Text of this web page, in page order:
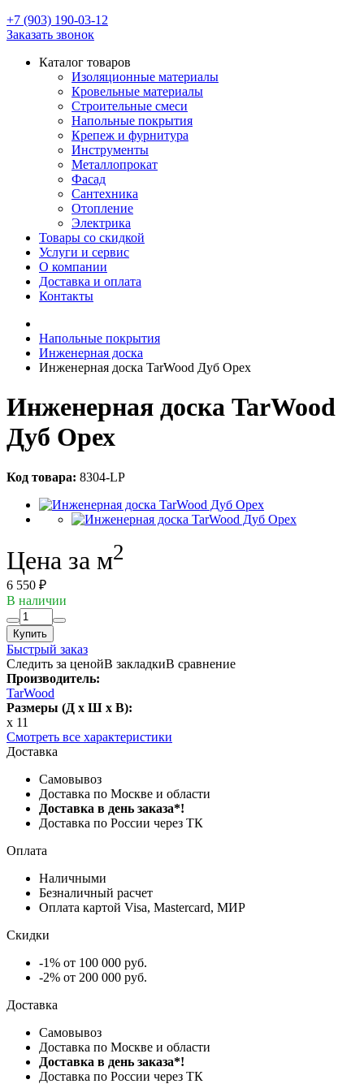
+7 (903) 190-03-12
Заказать звонок
Каталог товаров
Изоляционные материалы
Кровельные материалы
Строительные смеси
Напольные покрытия
Крепеж и фурнитура
Инструменты
Металлопрокат
Фасад
Сантехника
Отопление
Электрика
Товары со скидкой
Услуги и сервис
О компании
Доставка и оплата
Контакты
Напольные покрытия
Инженерная доска
Инженерная доска TarWood Дуб Орех
Инженерная доска TarWood
Дуб Орех
Код товара: 8304-LP
Цена за м2
6 550 ₽
В наличии
Купить
Быстрый заказ
Следить за ценойВ закладкиВ сравнение
Производитель:
TarWood
Размеры (Д x Ш x В):
x 11
Смотреть все характеристики
Доставка
Самовывоз
Доставка по Москве и области
Доставка в день заказа*!
Доставка по России через ТК
Оплата
Наличными
Безналичный расчет
Оплата картой Visa, Mastercard, МИР
Скидки
-1% от 100 000 руб.
-2% от 200 000 руб.
Доставка
Самовывоз
Доставка по Москве и области
Доставка в день заказа*!
Доставка по России через ТК